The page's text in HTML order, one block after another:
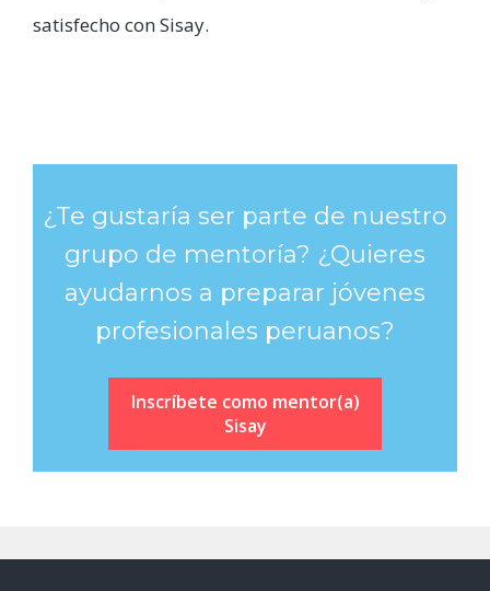
satisfecho con Sisay.
¿Te gustaría ser parte de nuestro
grupo de mentoría? ¿Quieres
ayudarnos a preparar jóvenes
profesionales peruanos?
Inscríbete como mentor(a)
Sisay